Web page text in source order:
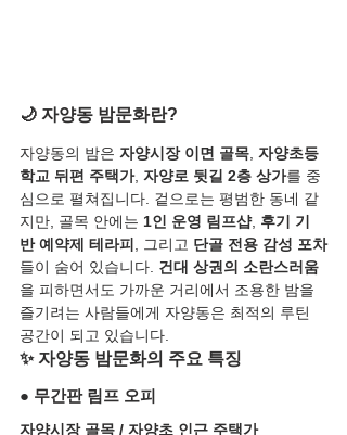
🌙 자양동 밤문화란?
자양동의 밤은 자양시장 이면 골목, 자양초등
학교 뒤편 주택가, 자양로 뒷길 2층 상가를 중
심으로 펼쳐집니다. 겉으로는 평범한 동네 같
지만, 골목 안에는 1인 운영 림프샵, 후기 기
반 예약제 테라피 , 그리고 단골 전용 감성 포차
들이 숨어 있습니다. 건대 상권의 소란스러움
을 피하면서도 가까운 거리에서 조용한 밤을
즐기려는 사람들에게 자양동은 최적의 루틴
공간이 되고 있습니다.
✨ 자양동 밤문화의 주요 특징
● 무간판 림프 오피
자양시장 골목 / 자양초 인근 주택가